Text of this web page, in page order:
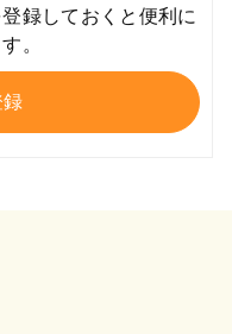
録しておくと便利に
。